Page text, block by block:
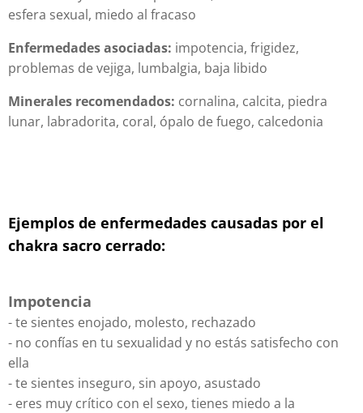
esfera sexual, miedo al fracaso
Enfermedades asociadas: impotencia, frigidez,
problemas de vejiga, lumbalgia, baja libido
Minerales recomendados: cornalina, calcita, piedra
lunar, labradorita, coral, ópalo de fuego, calcedonia
Ejemplos de enfermedades causadas por el
chakra sacro cerrado:
Impotencia
- te sientes enojado, molesto, rechazado
- no confías en tu sexualidad y no estás satisfecho con
ella
- te sientes inseguro, sin apoyo, asustado
- eres muy crítico con el sexo, tienes miedo a la